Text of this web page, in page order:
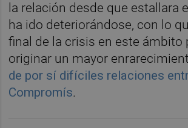
la relación desde que estallara
ha ido deteriorándose, con lo
final de la crisis en este ámbito
originar un mayor
de por sí difíciles relaciones
Compromís.